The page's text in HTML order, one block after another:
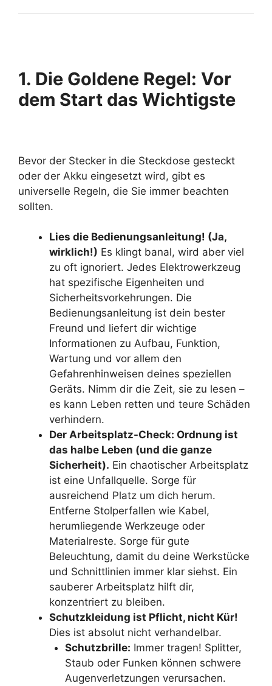
1. Die Goldene Regel: Vor
dem Start das Wichtigste
Bevor der Stecker in die Steckdose gesteckt
oder der Akku eingesetzt wird, gibt es
universelle Regeln, die Sie immer beachten
sollten.
Lies die Bedienungsanleitung! (Ja,
wirklich!) Es klingt banal, wird aber viel
zu oft ignoriert. Jedes Elektrowerkzeug
hat spezifische Eigenheiten und
Sicherheitsvorkehrungen. Die
Bedienungsanleitung ist dein bester
Freund und liefert dir wichtige
Informationen zu Aufbau, Funktion,
Wartung und vor allem den
Gefahrenhinweisen deines speziellen
Geräts. Nimm dir die Zeit, sie zu lesen –
es kann Leben retten und teure Schäden
verhindern.
Der Arbeitsplatz-Check: Ordnung ist
das halbe Leben (und die ganze
Sicherheit). Ein chaotischer Arbeitsplatz
ist eine Unfallquelle. Sorge für
ausreichend Platz um dich herum.
Entferne Stolperfallen wie Kabel,
herumliegende Werkzeuge oder
Materialreste. Sorge für gute
Beleuchtung, damit du deine Werkstücke
und Schnittlinien immer klar siehst. Ein
sauberer Arbeitsplatz hilft dir,
konzentriert zu bleiben.
Schutzkleidung ist Pflicht, nicht Kür!
Dies ist absolut nicht verhandelbar.
Schutzbrille: Immer tragen! Splitter,
Staub oder Funken können schwere
Augenverletzungen verursachen.